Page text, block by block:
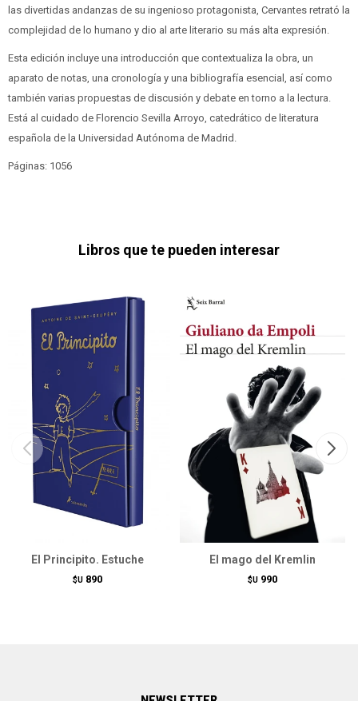
las divertidas andanzas de su ingenioso protagonista, Cervantes retrató la
complejidad de lo humano y dio al arte literario su más alta expresión.
Esta edición incluye una introducción que contextualiza la obra, un
aparato de notas, una cronología y una bibliografía esencial, así como
también varias propuestas de discusión y debate en torno a la lectura.
Está al cuidado de Florencio Sevilla Arroyo, catedrático de literatura
española de la Universidad Autónoma de Madrid.
Páginas: 1056
Libros que te pueden interesar
El Principito. Estuche
$U 890
El mago del Kremlin
$U 990